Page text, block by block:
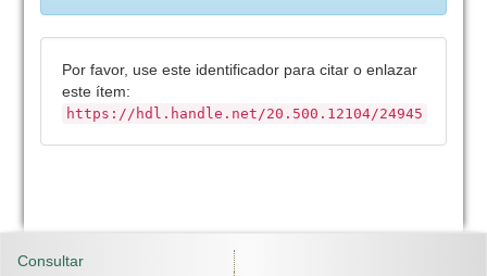
Por favor, use este identificador para citar o enlazar
este ítem:
https://hdl.handle.net/20.500.12104/24945
Consultar